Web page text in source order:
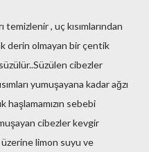
, uç kısımlarından
derin olmayan bir çentik
cibezler
yumuşayana kadar ağzı
haşlamamızın sebebi
cibezler kevgir
üzerine limon suyu ve